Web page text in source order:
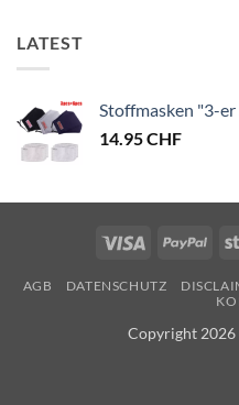
LATEST
Stoffmasken "3-
14.95CHF
Visa
AGB DATENSCHUTZ
Copyright